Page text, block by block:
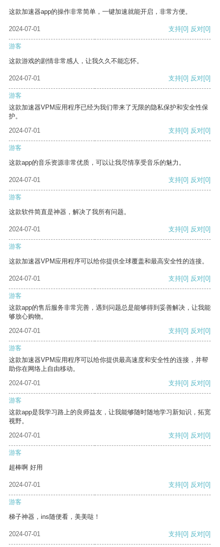
这款加速器app的操作非常简单，一键加速就能开启，非常方便。
2024-07-01 支持[0] 反对[0]
游客
这款游戏的剧情非常感人，让我久久不能忘怀。
2024-07-01 支持[0] 反对[0]
游客
这款加速器VPM应用程序已经为我们带来了无限的隐私保护和安全性保
护。
2024-07-01
支持[0] 反对[0]
游客
这款app的音乐资源非常优质，可以让我尽情享受音乐的魅力。
2024-07-01 支持[0] 反对[0]
游客
这款软件简直是神器，解决了我所有问题。
2024-07-01 支持[0] 反对[0]
游客
这款加速器VPM应用程序可以给你提供全球覆盖和最高安全性的连接。
2024-07-01 支持[0] 反对[0]
游客
这款app的售后服务非常完善，遇到问题总是能够得到妥善解决，让我能
够放心购物。
2024-07-01
支持[0] 反对[0]
游客
这款加速器VPM应用程序可以给你提供最高速度和安全性的连接，并帮
助你在网络上自由移动。
2024-07-01
支持[0] 反对[0]
游客
这款app是我学习路上的良师益友，让我能够随时随地学习新知识，拓宽
视野。
2024-07-01
支持[0] 反对[0]
游客
超棒啊 好用
2024-07-01 支持[0] 反对[0]
游客
梯子神器，ins随便看，美美哒！
2024-07-01 支持[0] 反对[0]